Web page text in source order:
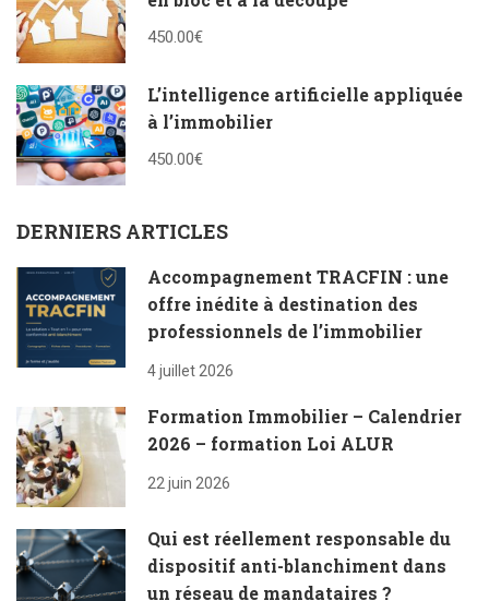
450.00€
L’intelligence artificielle appliquée
à l’immobilier
450.00€
DERNIERS ARTICLES
Accompagnement TRACFIN : une
offre inédite à destination des
professionnels de l’immobilier
4 juillet 2026
Formation Immobilier – Calendrier
2026 – formation Loi ALUR
22 juin 2026
Qui est réellement responsable du
dispositif anti-blanchiment dans
un réseau de mandataires ?